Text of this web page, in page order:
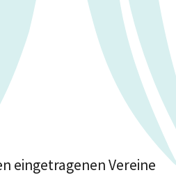
eingetragenen Vereine